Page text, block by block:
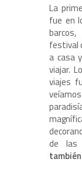
La
fue en
festival
a casa
viajar.
viajes
de las